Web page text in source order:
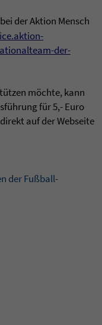
der Aktion Mensch
der-
möchte, kann
für 5,- Euro
auf der Webseite
der Fußball-